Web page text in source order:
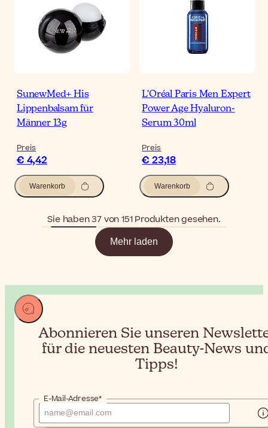
SunewMed+ His
Lippenbalsam für
Männer 13g
Preis
€ 4,42
Warenkorb
L'Oréal Paris Men Expert
Power Age Hyaluron-
Serum 30ml
Preis
€ 23,18
Warenkorb
Sie haben 37 von 151 Produkten gesehen.
Mehr laden
Abonnieren Sie unseren
für die neuesten Beauty-News
Tipps!
E-Mail-Adresse*